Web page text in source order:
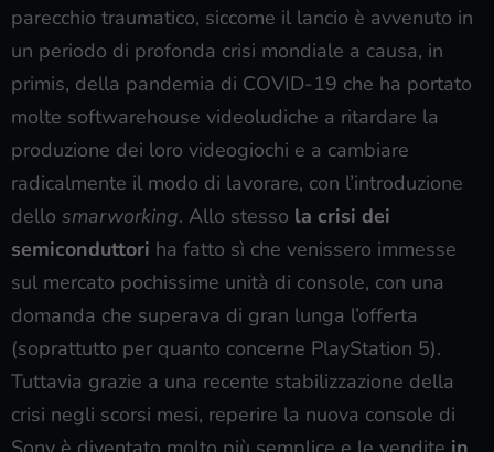
parecchio traumatico, siccome il lancio è avvenuto in
un periodo di profonda crisi mondiale a causa, in
primis, della pandemia di COVID-19 che ha portato
molte softwarehouse videoludiche a ritardare la
produzione dei loro videogiochi e a cambiare
radicalmente il modo di lavorare, con l’introduzione
dello smarworking. Allo stesso la crisi dei
semiconduttori ha fatto sì che venissero immesse
sul mercato pochissime unità di console, con una
domanda che superava di gran lunga l’offerta
(soprattutto per quanto concerne PlayStation 5).
Tuttavia grazie a una recente stabilizzazione della
crisi negli scorsi mesi, reperire la nuova console di